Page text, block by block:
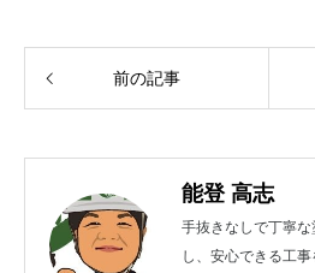
前の記事
能登 高志
手抜きなしで丁寧
し、安心できる工